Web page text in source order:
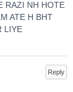
RAZI NH HOTE
ATE H BHT
LIYE
Reply